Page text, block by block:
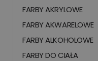
FARBY AKRYLOWE
FARBY AKWARELOWE
FARBY ALKOHOLOWE
FARBY DO CIAŁA